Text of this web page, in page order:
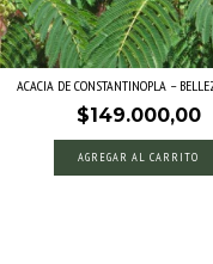
ACACIA DE CONSTANTINOPLA –
$149.000,00